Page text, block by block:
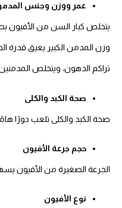
عمر ووزن وجنس
يتخلص كبار السن من
وزن المدمن الكبير يعيق
تراكم الدهون، ويتخلص
صحة الكبد والكلى
صحة الكبد والكلى تلعب دورًا
حجم جرعة الأفيون
الجرعة الصغيرة من الأفيون
نوع الأفيون